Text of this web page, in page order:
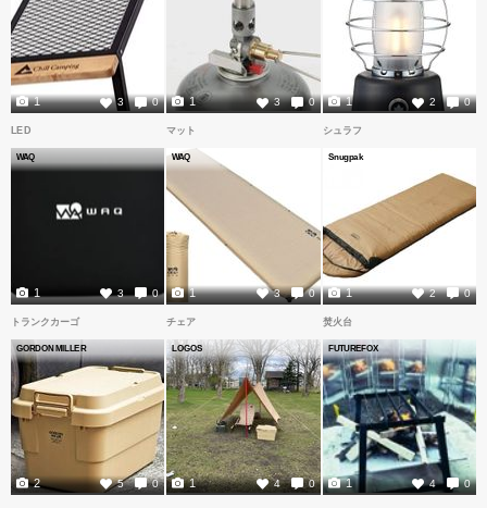
3 0
1 3 0
1 2 0
1
LED
WAQ
3 0
1
マット
WAQ
3 0
1
シュラフ
Snugpak
2 0
1
トランクカーゴ
GORDON MILLER
5 0
2
チェア
LOGOS
4 0
1
焚火台
FUTUREFOX
4 0
1